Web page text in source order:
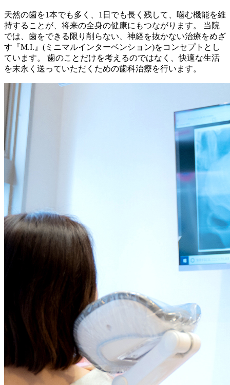
天然の歯を1本でも多く、1日でも長く残して、噛む機能を維
持することが、将来の全身の健康にもつながります。 当院
では、歯をできる限り削らない、神経を抜かない治療をめざ
す『M.I.』(ミニマルインターベンション)をコンセプトとし
ています。 歯のことだけを考えるのではなく、快適な生活
を末永く送っていただくための歯科治療を行います。